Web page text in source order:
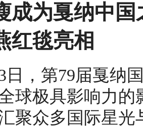
成为戛纳中
红毯亮相
日，第79届戛纳
球极具影响力
聚众多国际星